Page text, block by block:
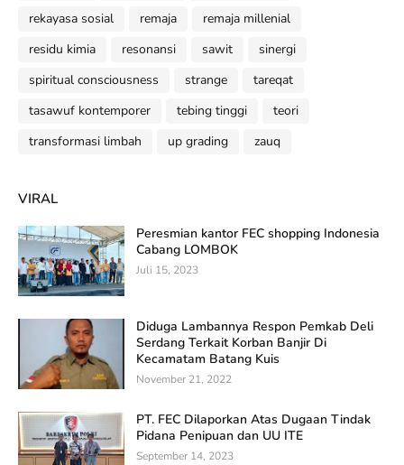
rekayasa sosial
remaja
remaja millenial
residu kimia
resonansi sawit
sinergi
spiritual consciousness
strange
tareqat
tasawuf kontemporer
tebing tinggi
teori
transformasi limbah
up grading zauq
VIRAL
Peresmian kantor FEC shopping Indonesia
Cabang LOMBOK
Juli 15, 2023
Diduga Lambannya Respon Pemkab Deli
Serdang Terkait Korban Banjir Di
Kecamatam Batang Kuis
November 21, 2022
PT. FEC Dilaporkan Atas Dugaan Tindak
Pidana Penipuan dan UU ITE
September 14, 2023